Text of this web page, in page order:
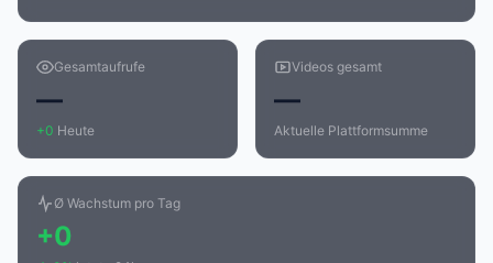
Gesamtaufrufe
—
+0 Heute
Videos gesamt
—
Aktuelle Plattformsumme
Ø Wachstum pro Tag
+0